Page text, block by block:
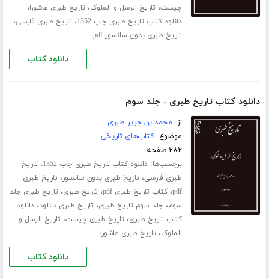
چیست، تاریخ الرسل و الملوک، تاریخ طبری عاشورا،
دانلود کتاب تاریخ طبری چاپ 1352 ، تاریخ طبری فارسی،
تاریخ طبری بدون سانسور pdf
دانلود کتاب
دانلود کتاب تاریخ طبری - جلد سوم
از: محمد بن جریر طبری
موضوع:کتاب‌های تاریخی
۲۸۲ صفحه
برچسب‌ها:دانلود کتاب تاریخ طبری چاپ 1352 ، تاریخ
طبری فارسی، تاریخ طبری بدون سانسور، تاریخ طبری
pdf،کتاب تاریخ طبری pdf ، تاریخ طبری، تاریخ طبری جلد
سوم، جلد سوم تاریخ طبری، تاریخ طبری دانلود،دانلود
کتاب تاریخ طبری، تاریخ طبری چیست، تاریخ الرسل و
الملوک، تاریخ طبری عاشورا
دانلود کتاب